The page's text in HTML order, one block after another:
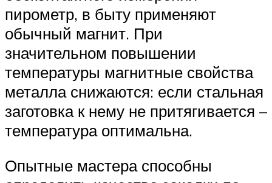
пирометр, в быту применяют
обычный магнит. При
значительном повышении
температуры магнитные свойства
металла снижаются: если стальная
заготовка к нему не притягивается –
температура оптимальна.
Опытные мастера способны